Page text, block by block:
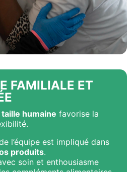
FAMILIALE ET
taille humaine favorise la
l’équipe est impliqué dans
produits.
soin et enthousiasme